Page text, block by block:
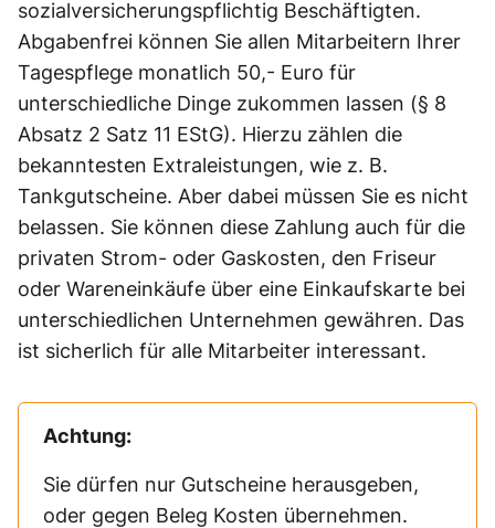
sozialversicherungspflichtig Beschäftigten.
Abgabenfrei können Sie allen Mitarbeitern Ihrer
Tagespflege monatlich 50,- Euro für
unterschiedliche Dinge zukommen lassen (§ 8
Absatz 2 Satz 11 EStG). Hierzu zählen die
bekanntesten Extraleistungen, wie z. B.
Tankgutscheine. Aber dabei müssen Sie es nicht
belassen. Sie können diese Zahlung auch für die
privaten Strom- oder Gaskosten, den Friseur
oder Wareneinkäufe über eine Einkaufskarte bei
unterschiedlichen Unternehmen gewähren. Das
ist sicherlich für alle Mitarbeiter interessant.
Achtung:
Sie dürfen nur Gutscheine herausgeben,
oder gegen Beleg Kosten übernehmen.